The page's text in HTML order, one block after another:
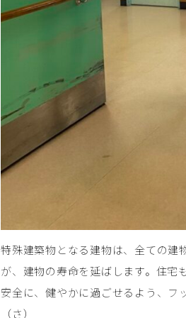
特殊建築物となる建物は、全ての建
が、建物の寿命を延ばします。住宅
安全に、健やかに過ごせるよう、フ
（さ）